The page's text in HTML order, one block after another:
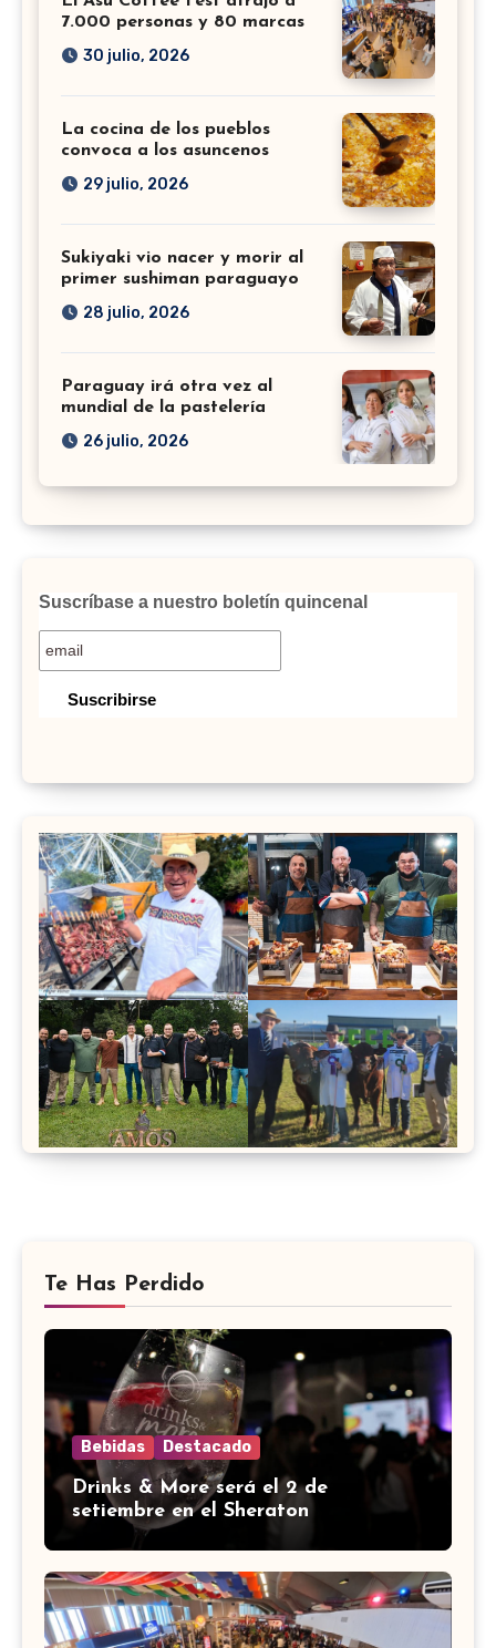
7.000 personas y 80 marcas
30 julio, 2026
La cocina de los pueblos
convoca a los asuncenos
29 julio, 2026
Sukiyaki vio nacer y morir al
primer sushiman paraguayo
28 julio, 2026
Paraguay irá otra vez al
mundial de la pastelería
26 julio, 2026
Suscríbase a nuestro boletín quincenal
Te Has Perdido
Bebidas Destacado
Drinks & More será el 2 de
setiembre en el Sheraton